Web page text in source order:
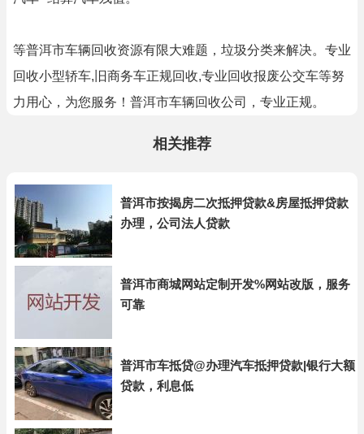
等普洱市车辆回收资源有限大难题，垃圾分类来解决。专业
回收小型轿车,旧商务车正规回收,专业回收报废公交车等努
力用心，为您服务！普洱市车辆回收公司，专业正规。
相关推荐
普洱市按揭房二次抵押贷款&房屋抵押贷款
办理，公司法人贷款
普洱市商城网站定制开发%网站改版，服务
可靠
普洱市车抵贷@办理汽车抵押贷款|银行大额
贷款，利息低